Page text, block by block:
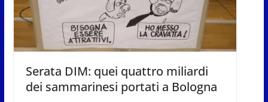
Serata DIM: quei quattro miliardi
dei sammarinesi portati a Bologna